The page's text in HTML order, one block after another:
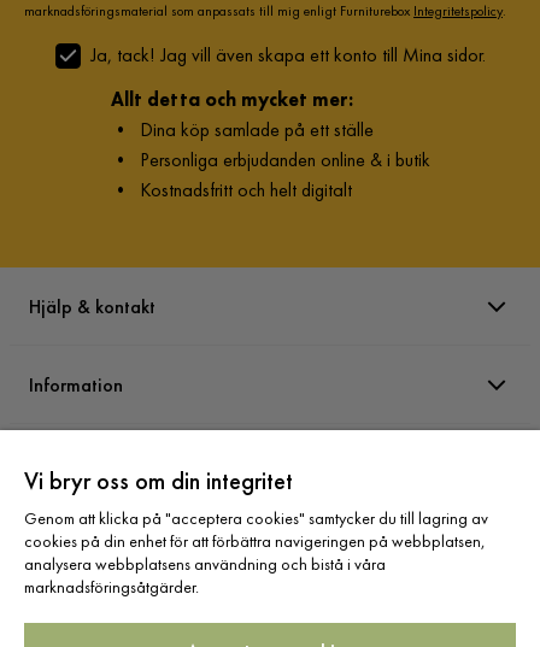
marknadsföringsmaterial som anpassats till mig enligt Furniturebox Integritetspolicy.
Ja, tack! Jag vill även skapa ett konto till Mina sidor.
Allt detta och mycket mer:
• Dina köp samlade på ett ställe
• Personliga erbjudanden online & i butik
• Kostnadsfritt och helt digitalt
Hjälp & kontakt
Information
Sortiment
Vi bryr oss om din integritet
Genom att klicka på "acceptera cookies" samtycker du till lagring av
cookies på din enhet för att förbättra navigeringen på webbplatsen,
analysera webbplatsens användning och bistå i våra
marknadsföringsåtgärder.